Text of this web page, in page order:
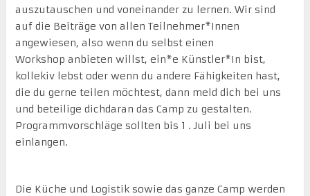
auszutauschen und voneinander zu lernen. Wir sind
auf die Beiträge von allen Teilnehmer*Innen
angewiesen, also wenn du selbst einen
Workshop anbieten willst, ein*e Künstler*In bist,
kollekiv lebst oder wenn du andere Fähigkeiten hast,
die du gerne teilen möchtest, dann meld dich bei uns
und beteilige dichdaran das Camp zu gestalten.
Programmvorschläge sollten bis 1 . Juli bei uns
einlangen.
Die Küche und Logistik sowie das ganze Camp werden